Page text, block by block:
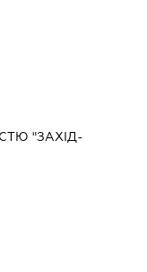
"ЗАХІД-